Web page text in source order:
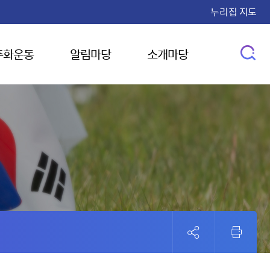
누리집 지도
운동 알림마당 소개마당